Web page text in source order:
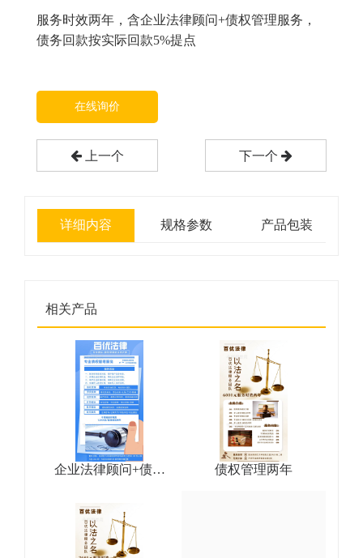
服务时效两年，含企业法律顾问+债权管理服务，
债务回款按实际回款5%提点
在线询价
上一个 下一个
详细内容 规格参数 产品包装
相关产品
企业法律顾问+债权
债权管理两年